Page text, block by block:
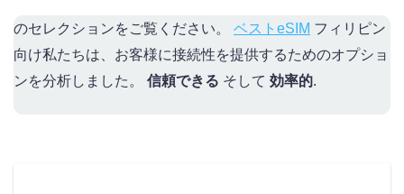
のセレクションをご覧ください。 ベストeSIM フィリピン
向け私たちは、お客様に接続性を提供するためのオプショ
ンを分析しました。 信頼できる そして 効率的.